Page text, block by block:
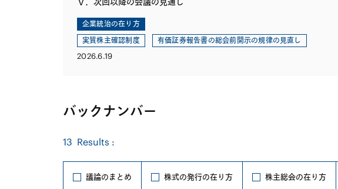
企業統治の在り方
実質株主確認制度
有価証券報告書の総会前開示の規律の見直し
2026.6.19
バックナンバー
13 Results :
議論のまとめ 株式の発行の在り方 株主総会の在り方